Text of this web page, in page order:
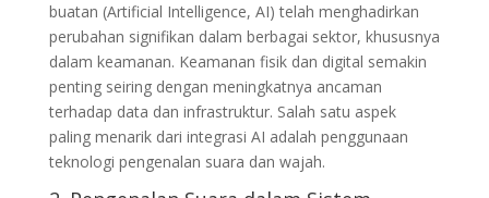
buatan (Artificial Intelligence, AI) telah menghadirkan
perubahan signifikan dalam berbagai sektor, khususnya
dalam keamanan. Keamanan fisik dan digital semakin
penting seiring dengan meningkatnya ancaman
terhadap data dan infrastruktur. Salah satu aspek
paling menarik dari integrasi AI adalah penggunaan
teknologi pengenalan suara dan wajah.